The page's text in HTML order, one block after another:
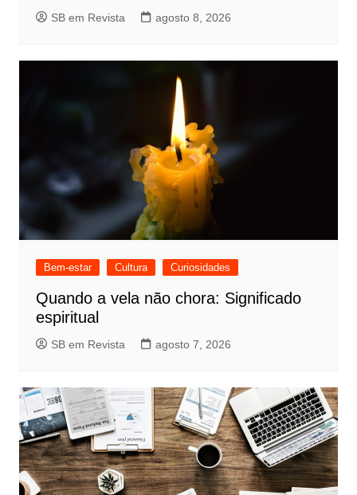
SB em Revista agosto 8, 2026
Bem-estar Cultura Curiosidades
Quando a vela não chora: Significado
espiritual
SB em Revista agosto 7, 2026